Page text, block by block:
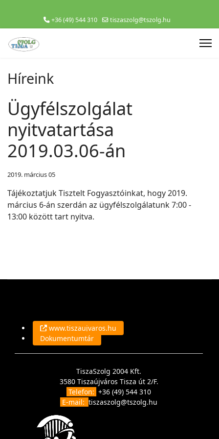
+36 (49) 544 310 tiszaszolg@tszolg.hu
Híreink
Ügyfélszolgálat
nyitvatartása
2019.03.06-án
2019. március 05
Tájékoztatjuk Tisztelt Fogyasztóinkat, hogy 2019.
március 6-án szerdán az ügyfélszolgálatunk 7:00 -
13:00 között tart nyitva.
www.tiszaujvaros.hu
Dokumentumtár
TiszaSzolg 2004 Kft.
3580 Tiszaújváros Tisza út 2/F.
Telefon: +36 (49) 544 310
E-mail: tiszaszolg@tszolg.hu